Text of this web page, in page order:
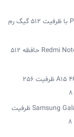
Poco X7 Pro با ظرفیت 512 گیگ رم
Redmi Note 14 Pro 4G حافظه 512
سامسونگ A15 4G ظرفیت 256
Samsung Galaxy A55 5G ظرفیت